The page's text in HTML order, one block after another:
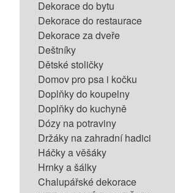
Dekorace do bytu
Dekorace do restaurace
Dekorace za dveře
Deštníky
Dětské stoličky
Domov pro psa i kočku
Doplňky do koupelny
Doplňky do kuchyně
Dózy na potraviny
Držáky na zahradní hadici
Háčky a věšáky
Hrnky a šálky
Chalupářské dekorace